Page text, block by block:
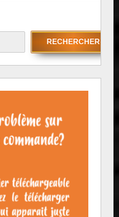
RECHERCHER